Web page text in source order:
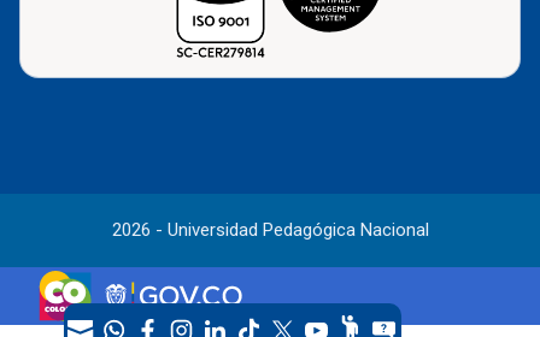
2026 - Universidad Pedagógica Nacional